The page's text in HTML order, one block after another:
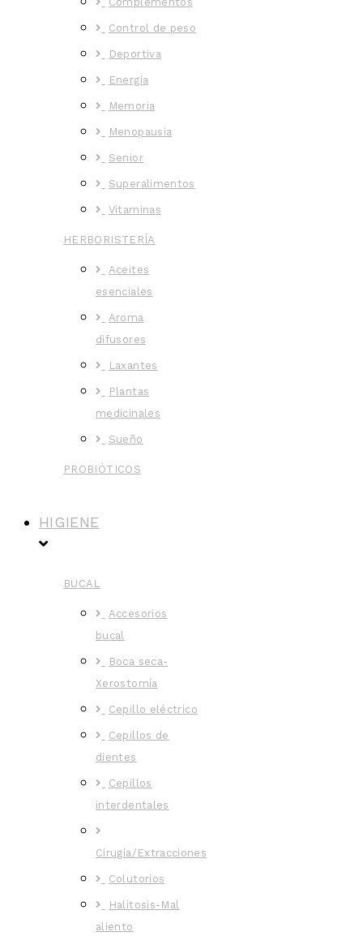
Control de peso
Deportiva
Energía
Memoria
Menopausia
Senior
Superalimentos
Vitaminas
HERBORISTERÍA
Aceites
esenciales
Aroma
difusores
Laxantes
Plantas
medicinales
Sueño
PROBIÓTICOS
HIGIENE
BUCAL
Accesorios
bucal
Boca seca-
Xerostomía
Cepillo eléctrico
Cepillos de
dientes
Cepillos
interdentales
Cirugía/Extracciones
Colutorios
Halitosis-Mal
aliento